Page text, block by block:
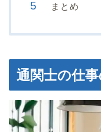
まとめ
通関士の仕